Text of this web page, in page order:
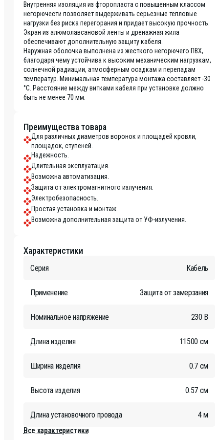
Внутренняя изоляция из фторопласта с повышенным классом
негорючести позволяет выдерживать серьезные тепловые
нагрузки без риска перегорания и придает высокую прочность.
Экран из алюмолавсановой ленты и дренажная жила
обеспечивают дополнительную защиту кабеля.
Наружная оболочка выполнена из жесткого негорючего ПВХ,
благодаря чему устойчива к высоким механическим нагрузкам,
солнечной радиации, атмосферным осадкам и перепадам
температур. Минимальная температура монтажа составляет -30
°C. Расстояние между витками кабеля при установке должно
быть не менее 70 мм.
Преимущества товара
Для различных диаметров воронок и площадей кровли,
площадок, ступеней.
Надежность.
Длительная эксплуатация.
Возможна автоматизация.
Защита от электромагнитного излучения.
Электробезопасность.
Простая установка и монтаж.
Возможна дополнительная защита от УФ-излучения.
Характеристики
Серия Кабель
Применение Защита от замерзания
Номинальное напряжение 230 В
Длина изделия 11500 см
Ширина изделия 0.7 см
Высота изделия 0.57 см
Длина установочного провода
4 м
Все характеристики